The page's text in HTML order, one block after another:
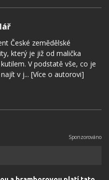
České zemědělské
který je již od malička
V podstatě vše, co je
v j... [Více o autorovi]